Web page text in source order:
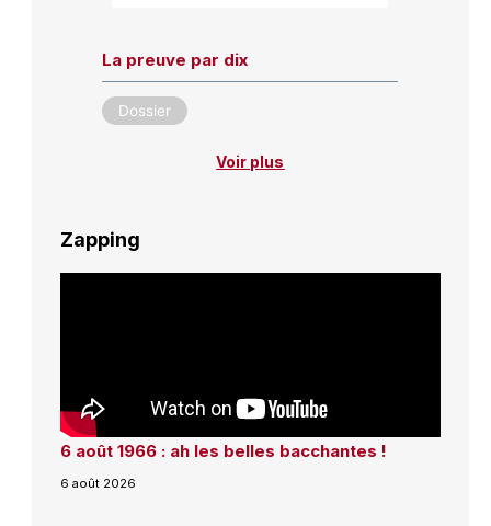
La preuve par dix
Dossier
Voir plus
Zapping
6 août 1966 : ah les belles bacchantes !
6 août 2026